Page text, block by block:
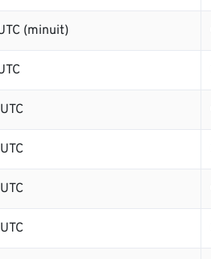
(minuit)